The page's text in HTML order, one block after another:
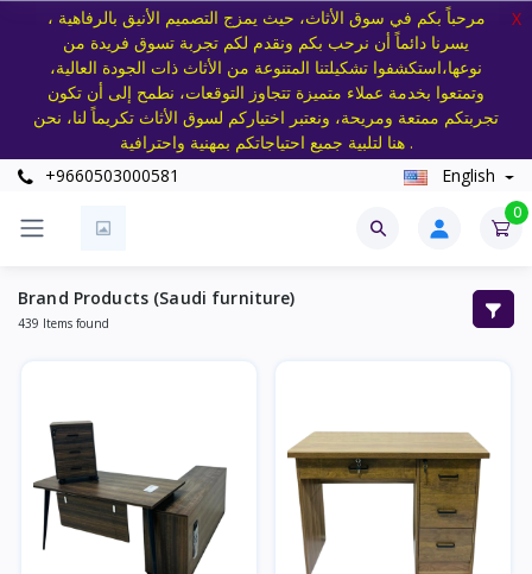
مرحباً بكم في سوق الأثاث، حيث يمزج التصميم الأنيق بالرفاهية ،
يسرنا دائماً أن نرحب بكم ونقدم لكم تجربة تسوق فريدة من
نوعها،استكشفوا تشكيلتنا المتنوعة من الأثاث ذات الجودة العالية،
وتمتعوا بخدمة عملاء متميزة تتجاوز التوقعات، نطمح إلى أن تكون
تجربتكم ممتعة ومريحة، ونعتبر اختياركم لسوق الأثاث تكريماً لنا، نحن
هنا لتلبية جميع احتياجاتكم بمهنية واحترافية .
X
+9660503000581 English
0
Brand Products (Saudi furniture)
439 Items found